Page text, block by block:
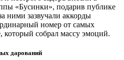
«Бусинки», подарив публике
ними зазвучали аккорды
номер от самых
который собрал массу эмоций.
дарований